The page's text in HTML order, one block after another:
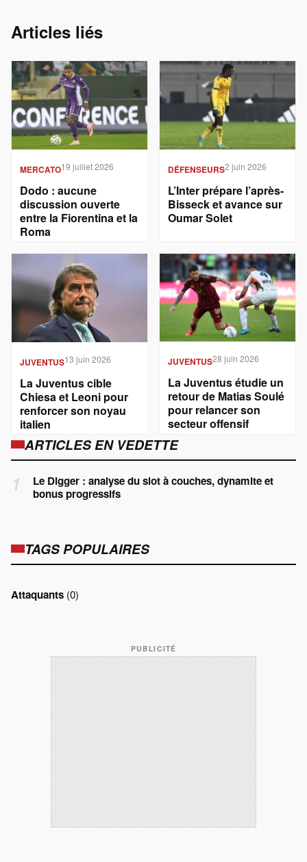
Articles liés
MERCATO19 juillet 2026
Dodo : aucune
discussion ouverte
entre la Fiorentina et la
Roma
DÉFENSEURS2 juin 2026
L’Inter prépare l’après-
Bisseck et avance sur
Oumar Solet
JUVENTUS13 juin 2026
La Juventus cible
Chiesa et Leoni pour
renforcer son noyau
italien
JUVENTUS28 juin 2026
La Juventus étudie un
retour de Matias Soulé
pour relancer son
secteur offensif
ARTICLES EN VEDETTE
1
Le Digger : analyse du slot à couches, dynamite et
bonus progressifs
TAGS POPULAIRES
Attaquants (0)
PUBLICITÉ